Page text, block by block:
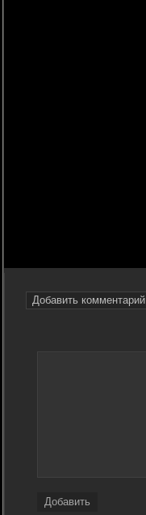
Добавить комментарий
Добавить